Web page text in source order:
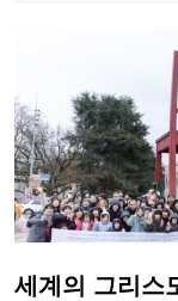
세계의 그리스